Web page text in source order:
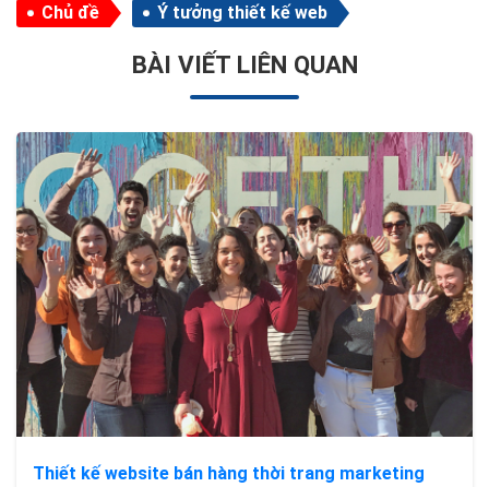
Chủ đề Ý tưởng thiết kế web
BÀI VIẾT LIÊN QUAN
Thiết kế website bán hàng thời trang marketing